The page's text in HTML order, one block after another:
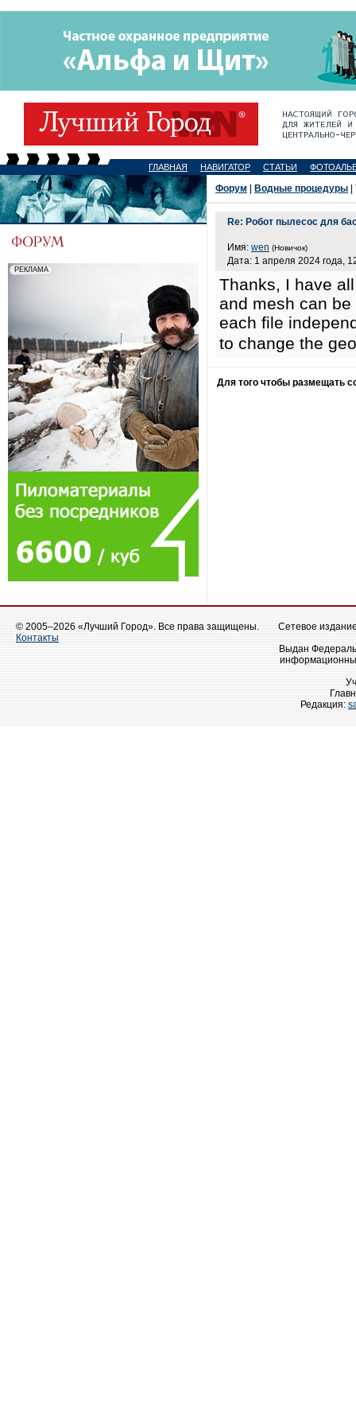
ГЛАВНАЯ НАВИГАТОР СТАТЬИ
Форум Водные процедуры
Re: Робот пылесос для
Имя: wen (Новичок)
Дата: 1 апреля 2024 года,
Thanks, I have
and mesh can
each file
to change the
Для того чтобы размещать
© 2005–2026 «Лучший Город». Все права защищены.
Контакты
Сетевое
Выдан
Редакция: